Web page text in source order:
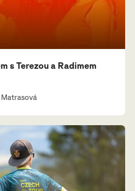
s Terezou a Radimem